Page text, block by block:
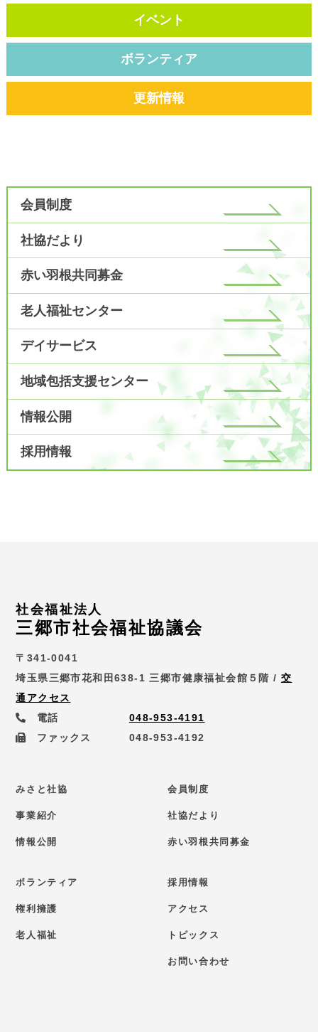
イベント
ボランティア
更新情報
会員制度
社協だより
赤い羽根共同募金
老人福祉センター
デイサービス
地域包括支援センター
情報公開
採用情報
社会福祉法人
三郷市社会福祉協議会
〒341-0041
埼玉県三郷市花和田638-1 三郷市健康福祉会館５階 /交
通アクセス
電話
048-953-4191
ファックス
048-953-4192
みさと社協
事業紹介
情報公開
会員制度
社協だより
赤い羽根共同募金
ボランティア
権利擁護
老人福祉
採用情報
アクセス
トピックス
お問い合わせ